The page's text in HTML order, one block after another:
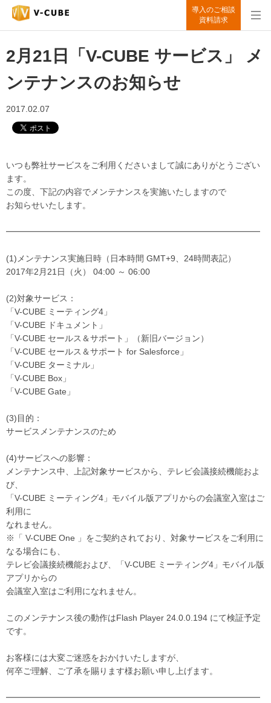
導入のご相談
資料請求
2月21日「V-CUBE サービス」 メ
ンテナンスのお知らせ
2017.02.07
いつも弊社サービスをご利用くださいまして誠にありがとうござい
ます。
この度、下記の内容でメンテナンスを実施いたしますので
お知らせいたします。
━━━━━━━━━━━━━━━━━━━━━━━━━━━━━━
(1)メンテナンス実施日時（日本時間 GMT+9、24時間表記）
2017年2月21日（火） 04:00 ～ 06:00
(2)対象サービス：
「V-CUBE ミーティング4」
「V-CUBE ドキュメント」
「V-CUBE セールス＆サポート」（新旧バージョン）
「V-CUBE セールス＆サポート for Salesforce」
「V-CUBE ターミナル」
「V-CUBE Box」
「V-CUBE Gate」
(3)目的：
サービスメンテナンスのため
(4)サービスへの影響：
メンテナンス中、上記対象サービスから、テレビ会議接続機能およ
び、
「V-CUBE ミーティング4」モバイル版アプリからの会議室入室はご
利用に
なれません。
※「 V-CUBE One 」をご契約されており、対象サービスをご利用に
なる場合にも、
テレビ会議接続機能および、「V-CUBE ミーティング4」モバイル版
アプリからの
会議室入室はご利用になれません。
このメンテナンス後の動作はFlash Player 24.0.0.194 にて検証予定
です。
お客様には大変ご迷惑をおかけいたしますが、
何卒ご理解、ご了承を賜ります様お願い申し上げます。
━━━━━━━━━━━━━━━━━━━━━━━━━━━━━━